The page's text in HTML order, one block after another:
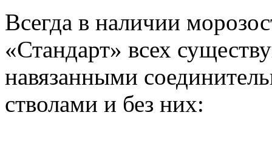
Всегда в наличии
«Стандарт» всех
навязанными
стволами и без них: